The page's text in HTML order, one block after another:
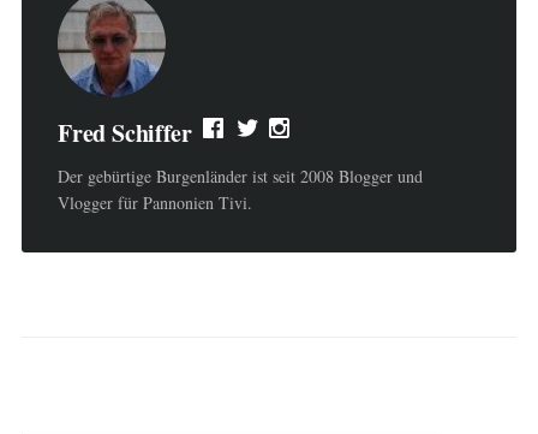
Fred Schiffer
Der gebürtige Burgenländer ist seit 2008 Blogger und
Vlogger für Pannonien Tivi.